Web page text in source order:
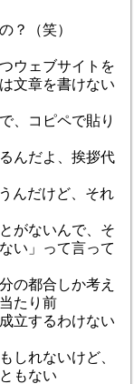
？（笑）
ウェブサイトを
文章を書けない
、コピペで貼り
んだよ、挨拶代
んだけど、それ
がないんで、そ
い」って言って
の都合しか考え
たり前
立するわけない
しれないけど、
もない